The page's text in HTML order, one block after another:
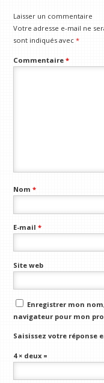
Laisser un commentaire
Votre adresse e-mail ne
sont indiqués avec*
Commentaire*
Nom*
E-mail*
Site web
Enregistrer mon
navigateur pour mon
Saisissez votre réponse
4 × deux =